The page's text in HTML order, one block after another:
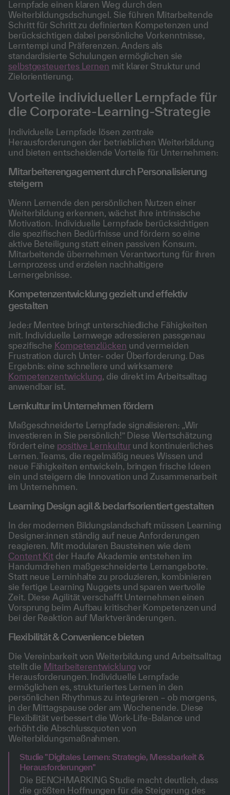
Lernpfade einen klaren Weg durch den
Weiterbildungsdschungel. Sie führen Mitarbeitende
Schritt für Schritt zu definierten Kompetenzen und
berücksichtigen dabei persönliche Vorkenntnisse,
Lerntempi und Präferenzen. Anders als
standardisierte Schulungen ermöglichen sie
selbstgesteuertes Lernen mit klarer Struktur und
Zielorientierung.
Vorteile individueller Lernpfade für
die Corporate-Learning-Strategie
Individuelle Lernpfade lösen zentrale
Herausforderungen der betrieblichen Weiterbildung
und bieten entscheidende Vorteile für Unternehmen:
Mitarbeiterengagement durch Personalisierung
steigern
Wenn Lernende den persönlichen Nutzen einer
Weiterbildung erkennen, wächst ihre intrinsische
Motivation. Individuelle Lernpfade berücksichtigen
die spezifischen Bedürfnisse und fördern so eine
aktive Beteiligung statt einen passiven Konsum.
Mitarbeitende übernehmen Verantwortung für ihren
Lernprozess und erzielen nachhaltigere
Lernergebnisse.
Kompetenzentwicklung gezielt und effektiv
gestalten
Jede:r Mentee bringt unterschiedliche Fähigkeiten
mit. Individuelle Lernwege adressieren passgenau
spezifische Kompetenzlücken und vermeiden
Frustration durch Unter- oder Überforderung. Das
Ergebnis: eine schnellere und wirksamere
Kompetenzentwicklung, die direkt im Arbeitsalltag
anwendbar ist.
Lernkultur im Unternehmen fördern
Maßgeschneiderte Lernpfade signalisieren: „Wir
investieren in Sie persönlich!” Diese Wertschätzung
fördert eine positive Lernkulturund kontinuierliches
Lernen. Teams, die regelmäßig neues Wissen und
neue Fähigkeiten entwickeln, bringen frische Ideen
ein und steigern die Innovation und Zusammenarbeit
im Unternehmen.
Learning Design agil & bedarfsorientiert gestalten
In der modernen Bildungslandschaft müssen Learning
Designer:innen ständig auf neue Anforderungen
reagieren. Mit modularen Bausteinen wie dem
Content Kit der Haufe Akademie entstehen im
Handumdrehen maßgeschneiderte Lernangebote.
Statt neue Lerninhalte zu produzieren, kombinieren
sie fertige Learning Nuggets und sparen wertvolle
Zeit. Diese Agilität verschafft Unternehmen einen
Vorsprung beim Aufbau kritischer Kompetenzen und
bei der Reaktion auf Marktveränderungen.
Flexibilität & Convenience bieten
Die Vereinbarkeit von Weiterbildung und Arbeitsalltag
stellt die Mitarbeiterentwicklung vor
Herausforderungen. Individuelle Lernpfade
ermöglichen es, strukturiertes Lernen in den
persönlichen Rhythmus zu integrieren – ob morgens,
in der Mittagspause oder am Wochenende. Diese
Flexibilität verbessert die Work-Life-Balance und
erhöht die Abschlussquoten von
Weiterbildungsmaßnahmen.
Studie "Digitales Lernen: Strategie, Messbarkeit &
Herausforderungen"
Die BENCHMARKING Studie macht deutlich, dass
die größten Hoffnungen für die Steigerung des